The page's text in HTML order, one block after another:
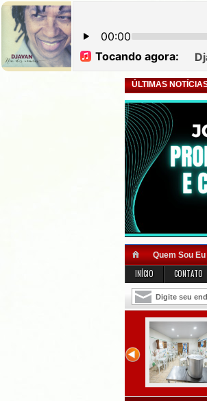
ÚLTIMAS
Quem Sou Eu
INÍCIO CONTATO
Itabaiana recebeu
da Sedap-PB cerca